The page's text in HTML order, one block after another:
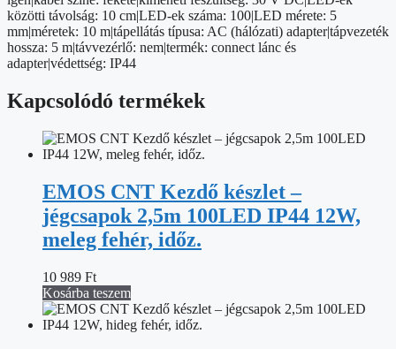
közötti távolság: 10 cm|LED-ek száma: 100|LED mérete: 5
mm|méretek: 10 m|tápellátás típusa: AC (hálózati) adapter|tápvezeték
hossza: 5 m|távvezérlő: nem|termék: connect lánc és
adapter|védettség: IP44
Kapcsolódó termékek
EMOS CNT Kezdő készlet –
jégcsapok 2,5m 100LED IP44 12W,
meleg fehér, időz.
10 989 Ft
Kosárba teszem